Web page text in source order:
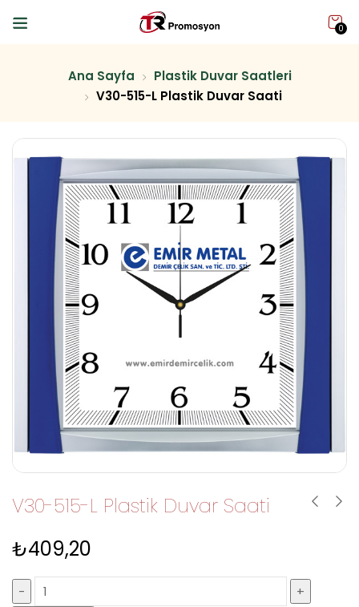
0
Ana Sayfa
Plastik Duvar Saatleri
V30-515-L Plastik Duvar Saati
V30-515-L Plastik Duvar Saati
₺409,20